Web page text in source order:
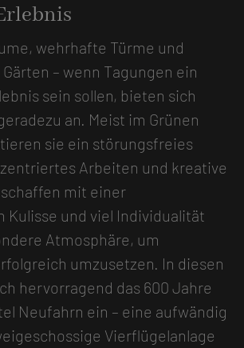
wehrhafte Türme und
– wenn Tagungen ein
sein sollen, bieten sich
an. Meist im Grünen
sie ein störungsfreies
Arbeiten und kreative
mit einer
Kulisse und viel Individualität
Atmosphäre, um
umzusetzen. In diesen
hervorragend das 600 Jahre
Neufahrn ein – eine aufwändig
Vierflügelanlage